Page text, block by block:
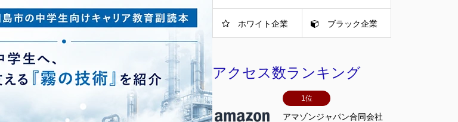
ホワイト企業 ブラック企業
アクセス数ランキング
1位
アマゾンジャパン合同会社